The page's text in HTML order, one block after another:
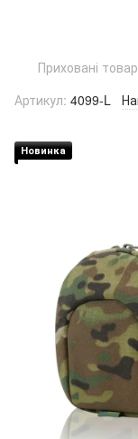
Приховані
Артикул: 4099-L
Новинка